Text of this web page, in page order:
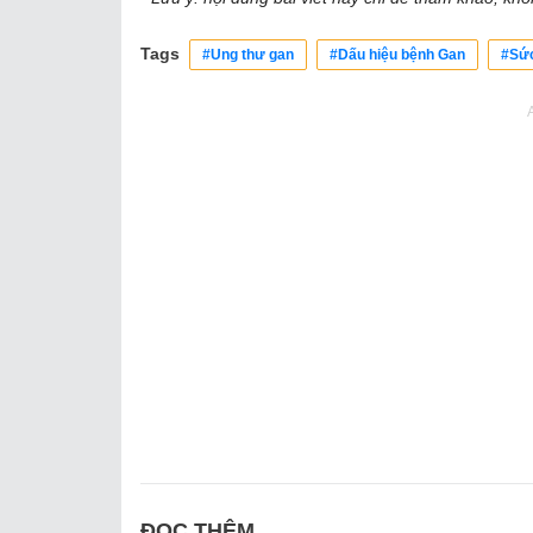
Tags #Ung thư gan #Dấu hiệu bệnh Gan